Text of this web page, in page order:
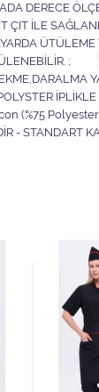
DERECE
ÇIT İLE
ÜTÜLEME
;
(%75
- STANDART